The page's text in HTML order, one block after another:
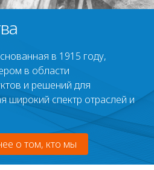
в 1915 году,
в области
и решений для
широкий спектр отраслей и
о том, кто мы